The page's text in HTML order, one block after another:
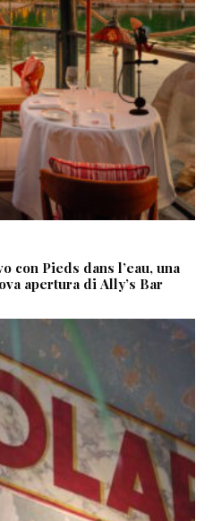
con Pieds dans l’eau, una
apertura di Ally’s Bar